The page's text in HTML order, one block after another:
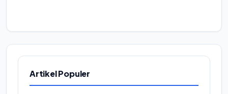
Artikel Populer